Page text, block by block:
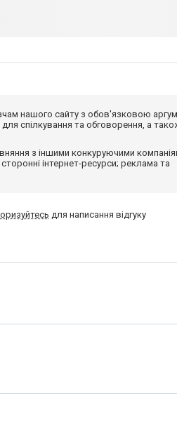
нашого сайту з обов'язковою
спілкування та обговорення, а
з іншими конкуруючими
інтернет-ресурси; реклама та
для написання відгуку